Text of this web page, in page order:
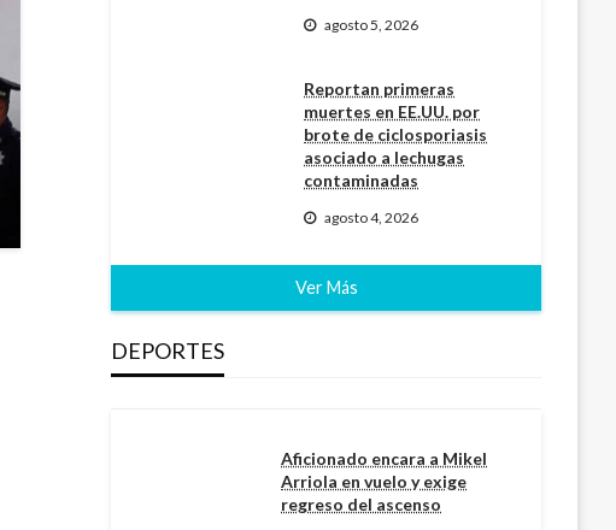
agosto 5, 2026
Reportan primeras
muertes en EE.UU. por
brote de ciclosporiasis
asociado a lechugas
contaminadas
agosto 4, 2026
Ver Más
DEPORTES
Aficionado encara a Mikel
Arriola en vuelo y exige
regreso del ascenso